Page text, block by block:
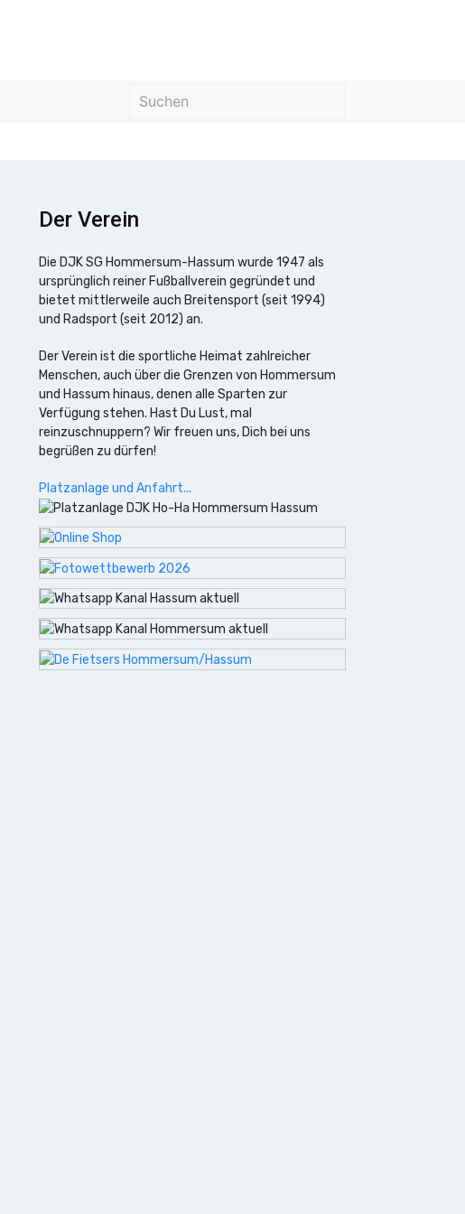
Der Verein
Die DJK SG Hommersum-Hassum wurde 1947 als
ursprünglich reiner Fußballverein gegründet und
bietet mittlerweile auch Breitensport (seit 1994)
und Radsport (seit 2012) an.
Der Verein ist die sportliche Heimat zahlreicher
Menschen, auch über die Grenzen von Hommersum
und Hassum hinaus, denen alle Sparten zur
Verfügung stehen. Hast Du Lust, mal
reinzuschnuppern? Wir freuen uns, Dich bei uns
begrüßen zu dürfen!
Platzanlage und Anfahrt...